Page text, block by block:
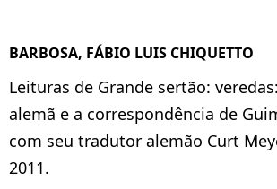
BARBOSA, FÁBIO LUIS CHIQUETTO
Leituras de Grande sertão:
alemã e a correspondência de
com seu tradutor alemão Curt
2011.